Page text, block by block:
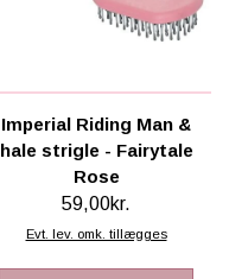
Imperial Riding Man &
hale strigle - Fairytale
Rose
59,00kr.
Evt. lev. omk. tillægges